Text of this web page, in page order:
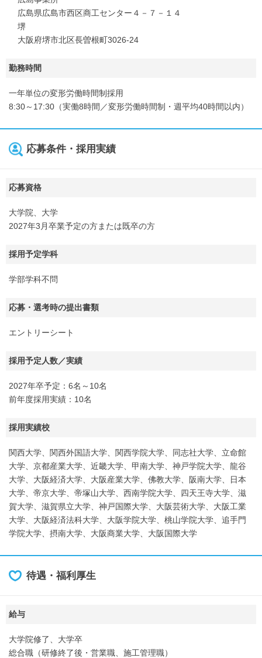
広島県広島市西区商工センター４－７－１４
堺
大阪府堺市北区長曽根町3026-24
勤務時間
一年単位の変形労働時間制採用
8:30～17:30（実働8時間／変形労働時間制・週平均40時間以内）
応募条件・採用実績
応募資格
大学院、大学
2027年3月卒業予定の方または既卒の方
採用予定学科
学部学科不問
応募・選考時の提出書類
エントリーシート
採用予定人数／実績
2027年卒予定：6名～10名
前年度採用実績：10名
採用実績校
関西大学、関西外国語大学、関西学院大学、同志社大学、立命館
大学、京都産業大学、近畿大学、甲南大学、神戸学院大学、龍谷
大学、大阪経済大学、大阪産業大学、佛教大学、阪南大学、日本
大学、帝京大学、帝塚山大学、西南学院大学、四天王寺大学、滋
賀大学、滋賀県立大学、神戸国際大学、大阪芸術大学、大阪工業
大学、大阪経済法科大学、大阪学院大学、桃山学院大学、追手門
学院大学、摂南大学、大阪商業大学、大阪国際大学
待遇・福利厚生
給与
大学院修了、大学卒
総合職（研修終了後・営業職、施工管理職）